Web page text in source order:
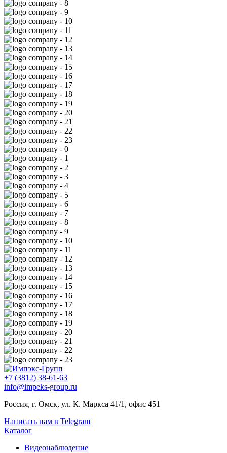
+7 (3812) 38-61-63
info@impeks-group.ru
Россия, г. Омск, ул. К. Маркса 41/1, офис 451
Написать нам в Telegram
Каталог
Видеонаблюдение